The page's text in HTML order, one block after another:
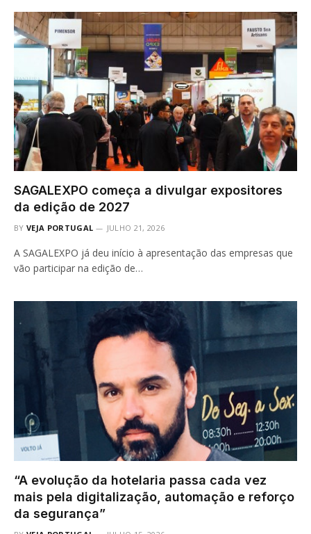
SAGALEXPO começa a divulgar expositores
da edição de 2027
BY VEJA PORTUGAL JULHO 21, 2026
A SAGALEXPO já deu início à apresentação das empresas que
vão participar na edição de…
“A evolução da hotelaria passa cada vez
mais pela digitalização, automação e reforço
da segurança”